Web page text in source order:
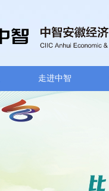
走进中智